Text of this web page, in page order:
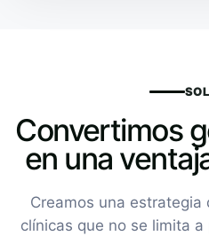
Convertimos
en una
Creamos una
clínicas que no se limita